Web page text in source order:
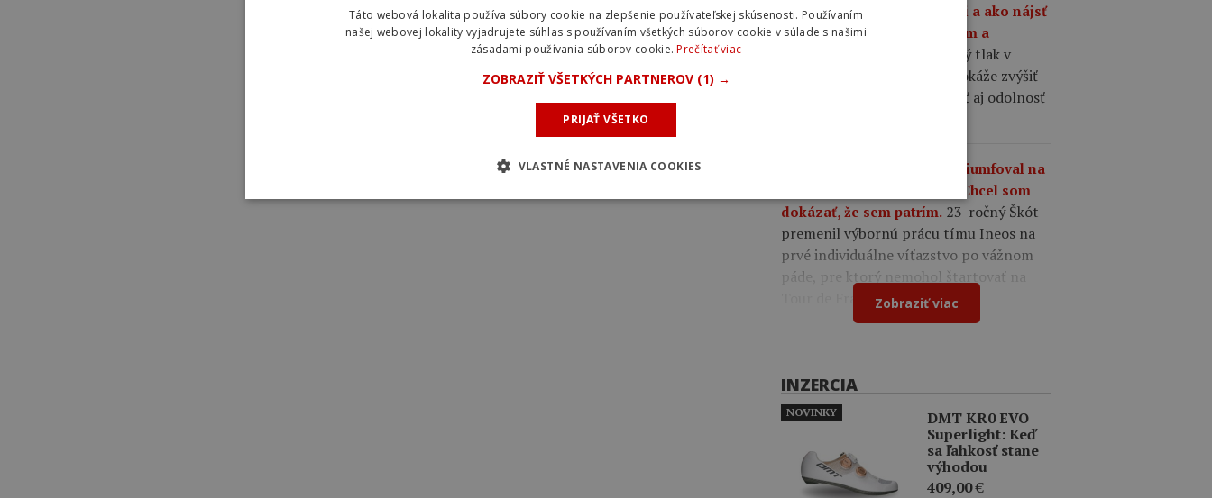
plášťoch na cestnom bicykli a ako nájsť
rovnováhu medzi komfortom a
Správne zvolený tlak v
plášťoch cestného bicykla dokáže zvýšiť
rýchlosť, komfort, priľnavosť aj odolnosť
Oscar Onley triumfoval na
pretekoch Okolo Burgosu: Chcel som
dokázať, že sem patrím. 23-ročný Škót
premenil výbornú prácu tímu Ineos na
prvé individuálne víťazstvo po vážnom
páde, pre ktorý nemohol štartovať na
Tour de France.Zobraziť viac
INZERCIA
DMT KR0 EVO
Superlight: Keď
sa ľahkosť stane
výhodou
409,00€
NOVINKY
Táto webová lokalita používa súbory cookie na zlepšenie používateľskej skúsenosti. Používaním
našej webovej lokality vyjadrujete súhlas s používaním všetkých súborov cookie v súlade s našimi
zásadami používania súborov cookie.Prečítať viac
ZOBRAZIŤ VŠETKÝCH PARTNEROV (1) →
PRIJAŤ VŠETKO
VLASTNÉ NASTAVENIA COOKIES